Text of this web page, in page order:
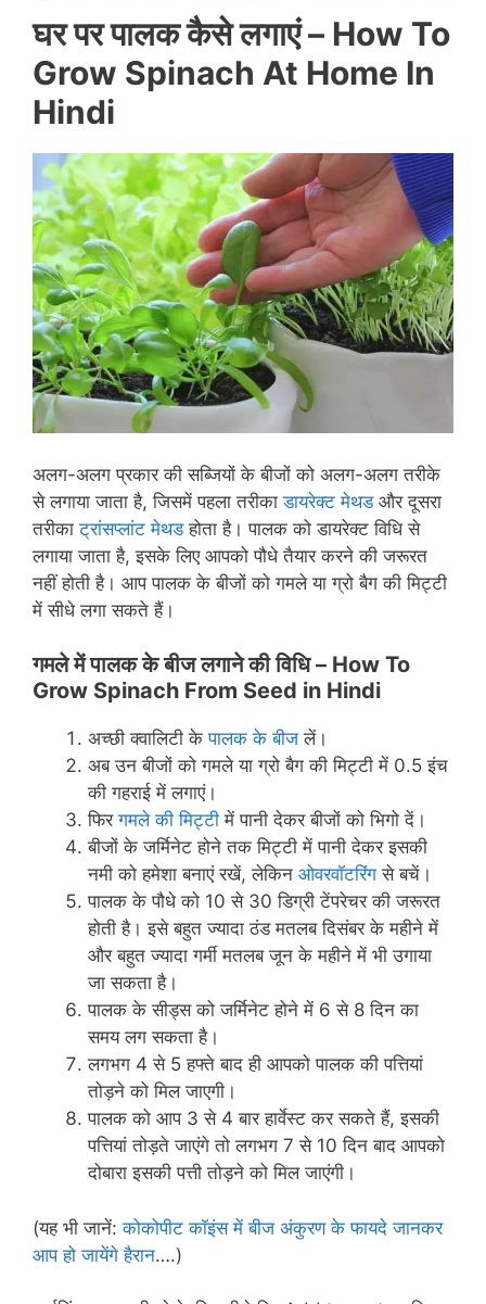
घर पर पालक कैसे लगाएं – How To
Grow Spinach At Home In
Hindi
अलग-अलग प्रकार की सब्जियों के बीजों को अलग-अलग तरीके
से लगाया जाता है, जिसमें पहला तरीकाडायरेक्ट मेथडऔर दूसरा
तरीकाट्रांसप्लांट मेथडहोता है। पालक को डायरेक्ट विधि से
लगाया जाता है, इसके लिए आपको पौधे तैयार करने की जरूरत
नहीं होती है। आप पालक के बीजों को गमले या ग्रो बैग की मिट्टी
में सीधे लगा सकते हैं।
गमले में पालक के बीज लगाने की विधि – How To
Grow Spinach From Seed in Hindi
अच्छी क्वालिटी केपालक के बीज लें।
अब उन बीजों को गमले या ग्रो बैग की मिट्टी में 0.5 इंच
की गहराई में लगाएं।
फिरगमले की मिट्टी में पानी देकर बीजों को भिगो दें।
बीजों के जर्मिनेट होने तक मिट्टी में पानी देकर इसकी
नमी को हमेशा बनाएं रखें, लेकिन ओवरवॉटरिंग से बचें।
पालक के पौधे को 10 से 30 डिग्री टेंपरेचर की जरूरत
होती है। इसे बहुत ज्यादा ठंड मतलब दिसंबर के महीने में
और बहुत ज्यादा गर्मी मतलब जून के महीने में भी उगाया
जा सकता है।
पालक के सीड्स को जर्मिनेट होने में 6 से 8 दिन का
समय लग सकता है।
लगभग 4 से 5 हफ्ते बाद ही आपको पालक की पत्तियां
तोड़ने को मिल जाएगी।
पालक को आप 3 से 4 बार हार्वेस्ट कर सकते हैं, इसकी
पत्तियां तोड़ते जाएंगे तो लगभग 7 से 10 दिन बाद आपको
दोबारा इसकी पत्ती तोड़ने को मिल जाएंगी।
(यह भी जानें:कोकोपीट कॉइंस में बीज अंकुरण के फायदे जानकर
आप हो जायेंगे हैरान….)